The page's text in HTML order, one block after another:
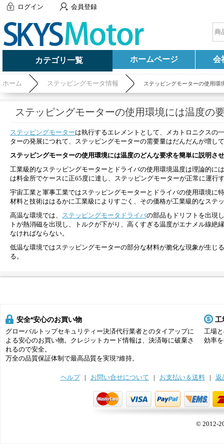
ログイン 会員登録
カテゴリ一覧 ホームページ 会
ホーム ステッピングモータ情報 ステッピングモーターの使用環
ステッピングモーターの使用環境には温度の
ステッピングモーターは執行するエレメントとして、メカトロニクスの
ターの発展につれて、ステッピングモーターの需要量はだんだんが増し
ステッピングモーターの使用環境には温度のどんな要求を簡単に説明さ
工業級的なステッピングモーターとドライバの使用環境温度は理論的に
は料金所でケースに正65度に達し、ステッピングモーターが正常に運行
宇宙工業と軍事工業ではステッピングモーターとドライバの使用環境に
材料と技術ははるかに工業級によりすごく、その価格が工業級的なステ
高温な環境では、 ステッピングモータドライバの部品もドリフトを出現
トが熱消磁を出現し、トルクが下がり、高くすぎる温度がエナメル線
なければならない。
低温な環境ではステッピングモーターの部分な材料が脆化な現象が生
る。
安全*安心のお買い物
グローバルトップセキュリティー決済代行業者とのタイアップに
よる安心のお買い物。クレジットカード情報は、決済毎に破棄さ
れるので安全。
万全の品質保証体制で最高品質を実現?維持。
工
工場
効率
ヘルプ | お問い合せについて | お支払い＆送料 | 返
© 2012-